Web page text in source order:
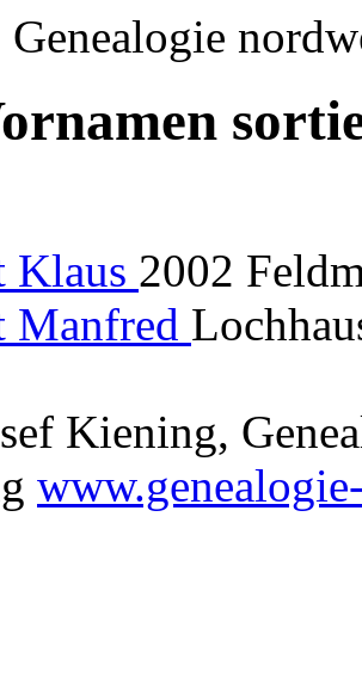
Klaus 2002
Manfred
Kiening,